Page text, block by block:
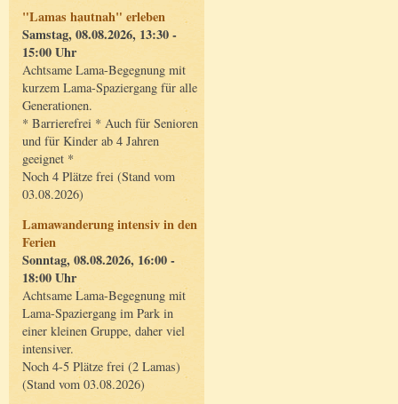
"Lamas hautnah" erleben
Samstag, 08.08.2026, 13:30 -
15:00 Uhr
Achtsame Lama-Begegnung mit
kurzem Lama-Spaziergang für alle
Generationen.
* Barrierefrei * Auch für Senioren
und für Kinder ab 4 Jahren
geeignet *
Noch 4 Plätze frei (Stand vom
03.08.2026)
Lamawanderung intensiv in den
Ferien
Sonntag, 08.08.2026, 16:00 -
18:00 Uhr
Achtsame Lama-Begegnung mit
Lama-Spaziergang im Park in
einer kleinen Gruppe, daher viel
intensiver.
Noch 4-5 Plätze frei (2 Lamas)
(Stand vom 03.08.2026)